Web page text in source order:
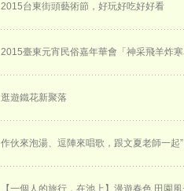
2015台東街頭藝術節，好玩好吃好好看
2015臺東元宵民俗嘉年華會「神采飛羊炸
逛遊鐵花新聚落
作伙來泡湯、逗陣來唱歌，跟文夏老師一起
【一個人的旅行．在池上】漫遊春色 田園